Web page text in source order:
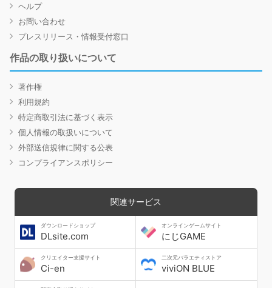
ヘルプ
お問い合わせ
プレスリリース・情報受付窓口
作品の取り扱いについて
著作権
利用規約
特定商取引法に基づく表示
個人情報の取扱いについて
外部送信規律に関する公表
コンプライアンスポリシー
関連サービス
ダウンロードショップ
DLsite.com
オンラインゲームサイト
にじGAME
クリエイター支援サイト
Ci-en
二次元バラエティストア
viviON BLUE